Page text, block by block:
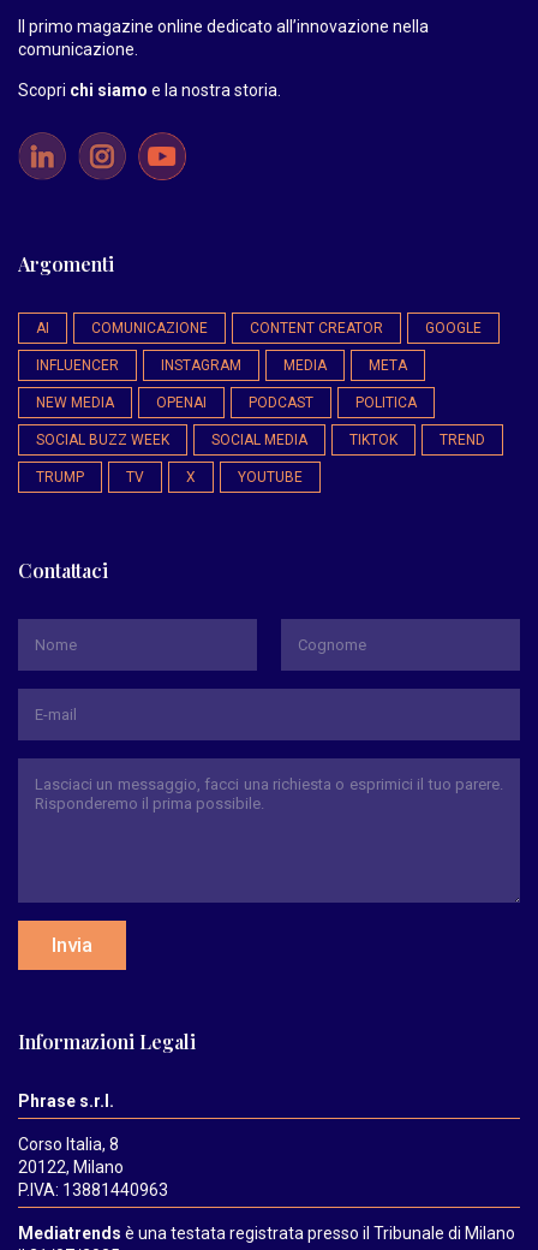
Il primo magazine online dedicato all’innovazione nella
comunicazione.
Scopri chi siamo e la nostra storia
Argomenti
AI COMUNICAZIONE CONTENT CREATOR GOOGLE
INFLUENCER INSTAGRAM MEDIA META
NEW MEDIA OPENAI PODCAST POLITICA
SOCIAL BUZZ WEEK SOCIAL MEDIA TIKTOK TREND
TRUMP TV X YOUTUBE
Contattaci
Invia
Informazioni Legali
Phrase s.r.l.
Corso Italia, 8
20122, Milano
P.IVA: 13881440963
Mediatrends è una testata registrata presso il Tribunale di Milano